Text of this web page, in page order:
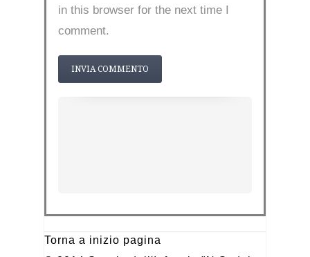
in this browser for the next time I
comment.
Torna a inizio pagina